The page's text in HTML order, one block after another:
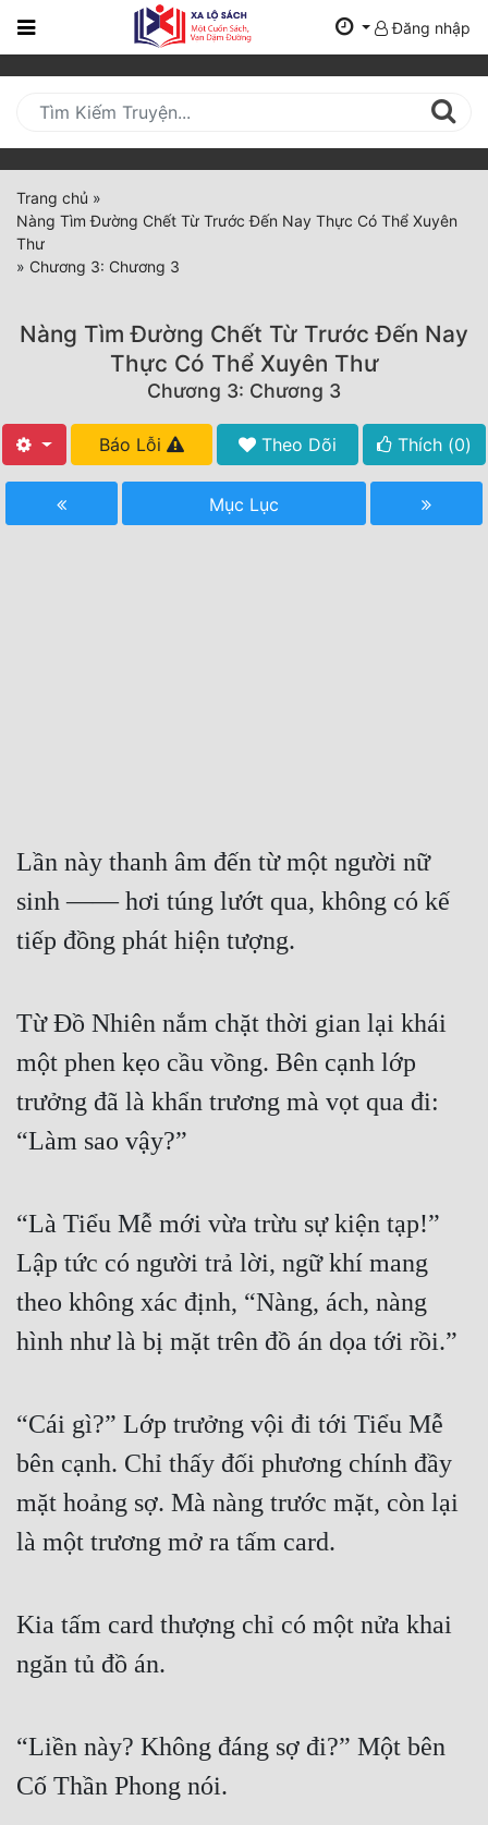
Trang
Mới
Cập
Nhật
(current)
BXH
Hoàn Thành
Free
Cung Đấu
Cạnh Kỹ
Cổ Tiên Hiệp
Du Hí
Dã Sử
Gia Đấu
Góc Nhìn Nam
Góc Nhìn Nữ
Huyền Huyễn
Huyền Ảo
Hài Hước
Hệ Thống
Học Đường
Kiếm Hiệp
Kỳ Huyễn
Đăng nhập
Trang chủ »
Nàng Tìm Đường Chết Từ Trước Đến Nay Thực Có Thể Xuyên
Thư
» Chương 3: Chương 3
Nàng Tìm Đường Chết Từ Trước Đến Nay
Thực Có Thể Xuyên Thư
Chương 3: Chương 3
Báo Lỗi Theo Dõi Thích (0)
Mục Lục
Lần này thanh âm đến từ một người nữ
sinh —— hơi túng lướt qua, không có kế
tiếp đồng phát hiện tượng.
Từ Đồ Nhiên nắm chặt thời gian lại khái
một phen kẹo cầu vồng. Bên cạnh lớp
trưởng đã là khẩn trương mà vọt qua đi:
“Làm sao vậy?”
“Là Tiểu Mễ mới vừa trừu sự kiện tạp!”
Lập tức có người trả lời, ngữ khí mang
theo không xác định, “Nàng, ách, nàng
hình như là bị mặt trên đồ án dọa tới rồi.”
“Cái gì?” Lớp trưởng vội đi tới Tiểu Mễ
bên cạnh. Chỉ thấy đối phương chính đầy
mặt hoảng sợ. Mà nàng trước mặt, còn lại
là một trương mở ra tấm card.
Kia tấm card thượng chỉ có một nửa khai
ngăn tủ đồ án.
“Liền này? Không đáng sợ đi?” Một bên
Cố Thần Phong nói.